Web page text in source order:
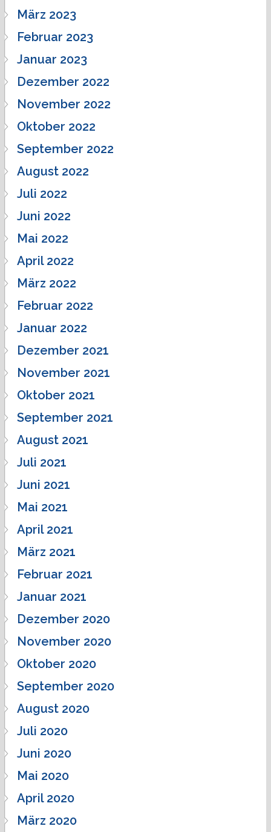
März 2023
Februar 2023
Januar 2023
Dezember 2022
November 2022
Oktober 2022
September 2022
August 2022
Juli 2022
Juni 2022
Mai 2022
April 2022
März 2022
Februar 2022
Januar 2022
Dezember 2021
November 2021
Oktober 2021
September 2021
August 2021
Juli 2021
Juni 2021
Mai 2021
April 2021
März 2021
Februar 2021
Januar 2021
Dezember 2020
November 2020
Oktober 2020
September 2020
August 2020
Juli 2020
Juni 2020
Mai 2020
April 2020
März 2020